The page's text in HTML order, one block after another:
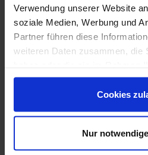
Verwendung unserer Website
soziale Medien, Werbung und
Partner führen diese
weiteren Daten zusammen, die
gesammelt haben.
Cookies
Nur
Fliesenkleber
Showroom